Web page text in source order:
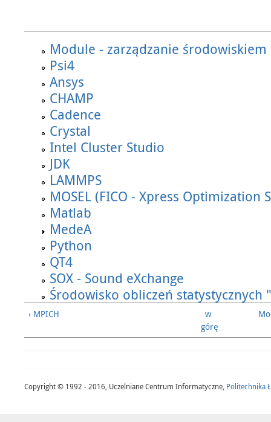
Module - zarządzanie
Psi4
Ansys
CHAMP
Cadence
Crystal
Intel Cluster Studio
JDK
LAMMPS
MOSEL (FICO - Xpress Optimization
Matlab
MedeA
Python
QT4
SOX - Sound eXchange
Środowisko obliczeń statystycznych
‹ MPICH
w
górę
Copyright © 1992 - 2016, Uczelniane Centrum Informatyczne, Politechnika